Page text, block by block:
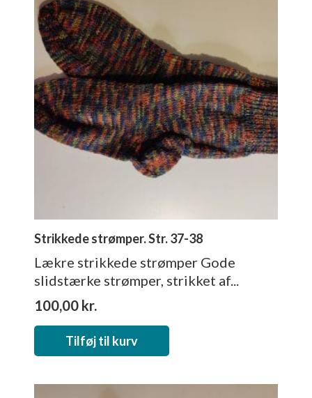
Strikkede strømper. Str. 37-38
Lækre strikkede strømper Gode
slidstærke strømper, strikket af...
100,00 kr.
Tilføj til kurv